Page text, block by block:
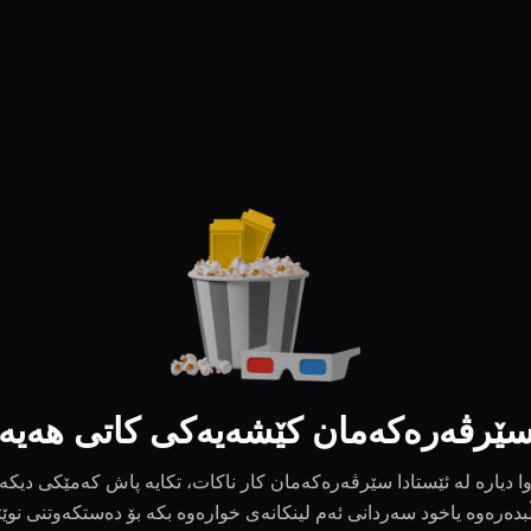
کێشەیەکی کاتی
وا دیارە لە ئێستادا سێرڤەرەکەمان کار ناکات، تکایە پاش کەمێکی دیکە
یاخود سەردانی ئەم لینکانەی خوارەوە بکە بۆ دەستکەوتنی